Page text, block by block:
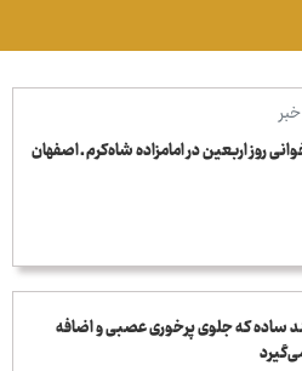
روز اربعین در امامزاده شاه‌کرم ـ اصفهان
ساده که جلوی پرخوری عصبی و اضافه